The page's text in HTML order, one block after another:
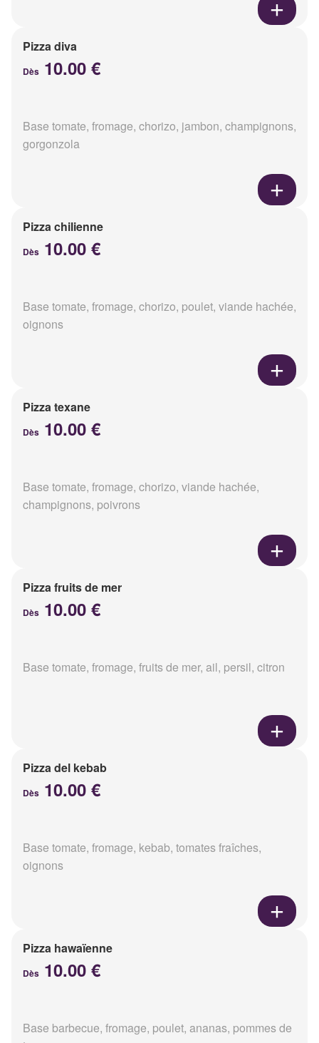
Pizza diva
Dès 10.00 €
Base tomate, fromage, chorizo, jambon, champignons,
gorgonzola
Pizza chilienne
Dès 10.00 €
Base tomate, fromage, chorizo, poulet, viande hachée,
oignons
Pizza texane
Dès 10.00 €
Base tomate, fromage, chorizo, viande hachée,
champignons, poivrons
Pizza fruits de mer
Dès 10.00 €
Base tomate, fromage, fruits de mer, ail, persil, citron
Pizza del kebab
Dès 10.00 €
Base tomate, fromage, kebab, tomates fraîches,
oignons
Pizza hawaïenne
Dès 10.00 €
Base barbecue, fromage, poulet, ananas, pommes de